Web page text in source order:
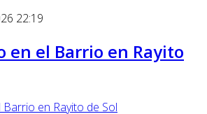
22:19
en el Barrio en Rayito